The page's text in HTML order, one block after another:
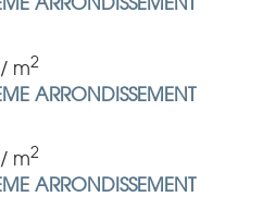
m2
ARRONDISSEMENT
m2
ARRONDISSEMENT